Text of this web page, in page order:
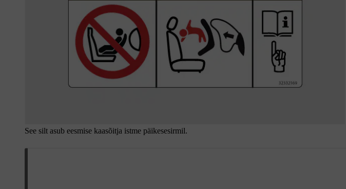
See silt asub eesmise kaasõitja istme päikesesirmil.